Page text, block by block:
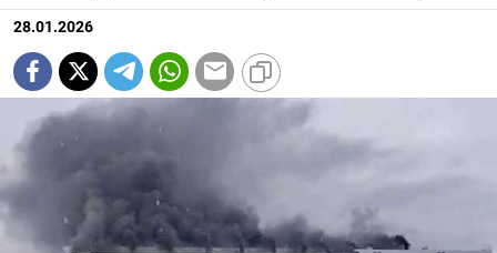
28.01.2026